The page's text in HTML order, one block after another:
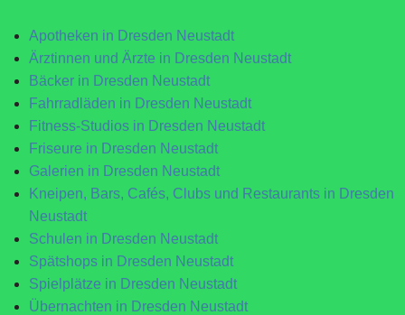
Apotheken in Dresden Neustadt
Ärztinnen und Ärzte in Dresden Neustadt
Bäcker in Dresden Neustadt
Fahrradläden in Dresden Neustadt
Fitness-Studios in Dresden Neustadt
Friseure in Dresden Neustadt
Galerien in Dresden Neustadt
Kneipen, Bars, Cafés, Clubs und Restaurants in Dresden
Neustadt
Schulen in Dresden Neustadt
Spätshops in Dresden Neustadt
Spielplätze in Dresden Neustadt
Übernachten in Dresden Neustadt